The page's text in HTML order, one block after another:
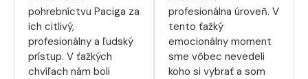
pohrebníctvu Paciga za
ich citlivý,
profesionálny a ľudský
prístup. V ťažkých
chvíľach nám boli
profesionálna úroveň. V
tento ťažký
emocionálny moment
sme vôbec nevedeli
koho si vybrať a som